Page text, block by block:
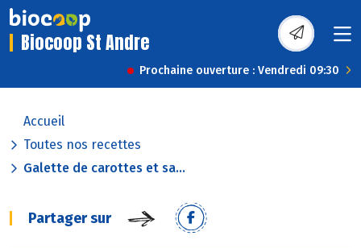
Biocoop St Andre
Prochaine ouverture : Vendredi 09:30
Accueil
Toutes nos recettes
Galette de carottes et sa...
Partager sur